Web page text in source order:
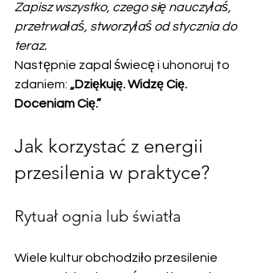
Zapisz wszystko, czego się nauczyłaś,
przetrwałaś, stworzyłaś od stycznia do
teraz.
Następnie zapal świecę i uhonoruj to
zdaniem: „Dziękuję. Widzę Cię.
Doceniam Cię.”
Jak korzystać z energii
przesilenia w praktyce?
Rytuał ognia lub światła
Wiele kultur obchodziło przesilenie